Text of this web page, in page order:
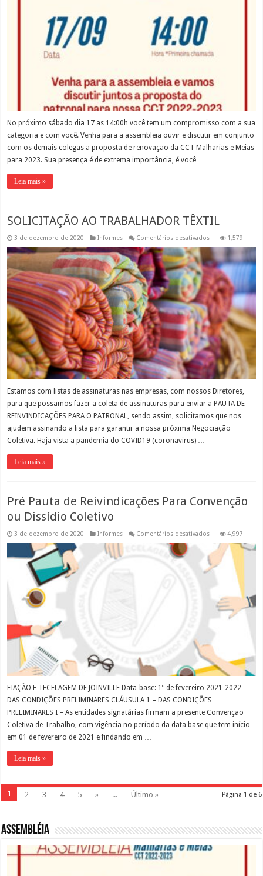
No próximo sábado dia 17 as 14:00h você tem um compromisso com a sua
categoria e com você. Venha para a assembleia ouvir e discutir em conjunto
com os demais colegas a proposta de renovação da CCT Malharias e Meias
para 2023. Sua presença é de extrema importância, é você …
Leia mais »
SOLICITAÇÃO AO TRABALHADOR TÊXTIL
3 de dezembro de 2020 Informes Comentários desativadosem
AO
TRABALHADOR
TÊXTIL
1,579
Estamos com listas de assinaturas nas empresas, com nossos Diretores,
para que possamos fazer a coleta de assinaturas para enviar a PAUTA DE
REINVINDICAÇÕES PARA O PATRONAL, sendo assim, solicitamos que nos
ajudem assinando a lista para garantir a nossa próxima Negociação
Coletiva. Haja vista a pandemia do COVID19 (coronavirus) …
Leia mais »
Pré Pauta de Reivindicações Para Convenção
ou Dissídio Coletivo
3 de dezembro de 2020 Informes Comentários desativadosem
Pauta
de
Reivindicações
Para
Convenção
Coletivo
4,997
FIAÇÃO E TECELAGEM DE JOINVILLE Data-base: 1º de fevereiro 2021-2022
DAS CONDIÇÕES PRELIMINARES CLÁUSULA 1 – DAS CONDIÇÕES
PRELIMINARES I – As entidades signatárias firmam a presente Convenção
Coletiva de Trabalho, com vigência no período da data base que tem início
em 01 de fevereiro de 2021 e findando em …
Leia mais »
Página 1 de 6
1 2 3 4 5 » ... Último »
Assembléia